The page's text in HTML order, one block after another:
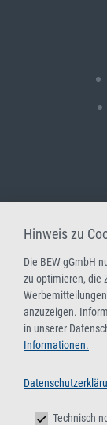
Hinweis zu
Die BEW gGmbH
zu optimieren, die
anzuzeigen.
in unserer
Informationen.
Technisch